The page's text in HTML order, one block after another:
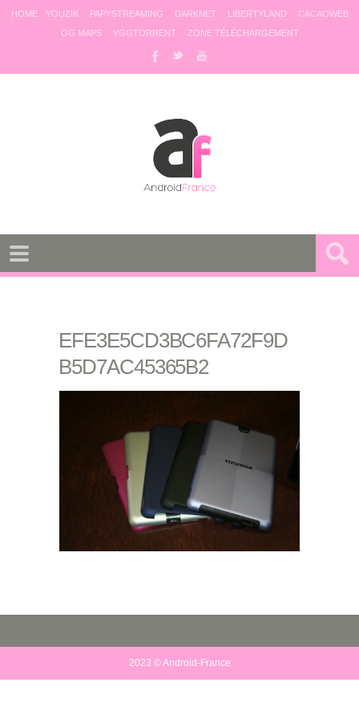
HOME YOUZIK PAPYSTREAMING DARKNET LIBERTYLAND
CACAOWEB
GG MAPS
YGGTORRENT ZONE TÉLÉCHARGEMENT
EFE3E5CD3BC6FA72F9D
B5D7AC45365B2
2023 © Android-France